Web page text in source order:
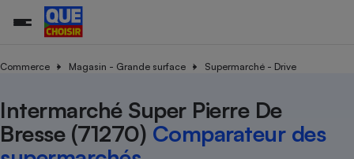
Commerce Magasin - Grande surface Supermarché - Drive
Intermarché Super Pierre De
Bresse (71270) Comparateur des
Organismes de défense
Système judiciairegratuit
Achat - Vente - Travaux
Démarche administrative
Train
Transport aérien
Toutes les actualités
Enquêtes
Tous les services
Tous nos combats
Nos actions
L’association
Nos missions